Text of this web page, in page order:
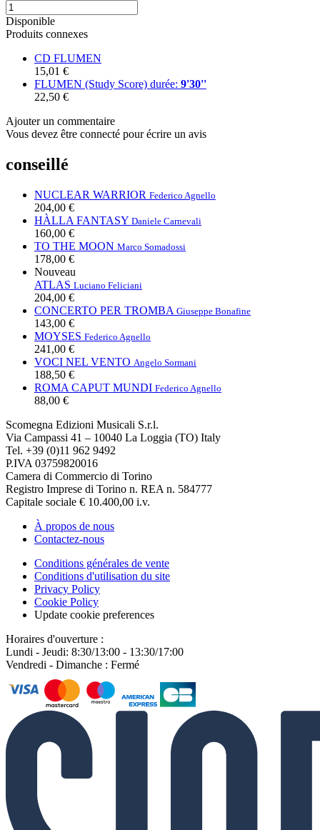
Disponible
Produits connexes
CD FLUMEN
15,01 €
FLUMEN (Study Score) durée: 9'30''
22,50 €
Ajouter un commentaire
Vous devez être connecté pour écrire un avis
conseillé
NUCLEAR WARRIOR Federico Agnello
204,00 €
HÀLLA FANTASY Daniele Carnevali
160,00 €
TO THE MOON Marco Somadossi
178,00 €
Nouveau
ATLAS Luciano Feliciani
204,00 €
CONCERTO PER TROMBA Giuseppe Bonafine
143,00 €
MOYSES Federico Agnello
241,00 €
VOCI NEL VENTO Angelo Sormani
188,50 €
ROMA CAPUT MUNDI Federico Agnello
88,00 €
Scomegna Edizioni Musicali S.r.l.
Via Campassi 41 – 10040 La Loggia (TO) Italy
Tel. +39 (0)11 962 9492
P.IVA 03759820016
Camera di Commercio di Torino
Registro Imprese di Torino n. REA n. 584777
Capitale sociale € 10.400,00 i.v.
À propos de nous
Contactez-nous
Conditions générales de vente
Conditions d'utilisation du site
Privacy Policy
Cookie Policy
Update cookie preferences
Horaires d'ouverture :
Lundi - Jeudi: 8:30/13:00 - 13:30/17:00
Vendredi - Dimanche : Fermé